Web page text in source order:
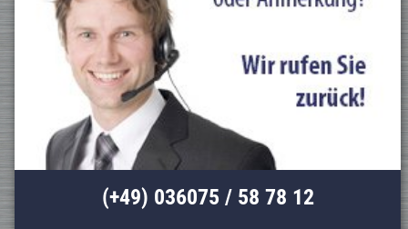
(+49) 036075 / 58 78 12